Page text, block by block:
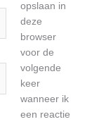
opslaan in
deze
browser
voor de
volgende
keer
wanneer ik
een reactie